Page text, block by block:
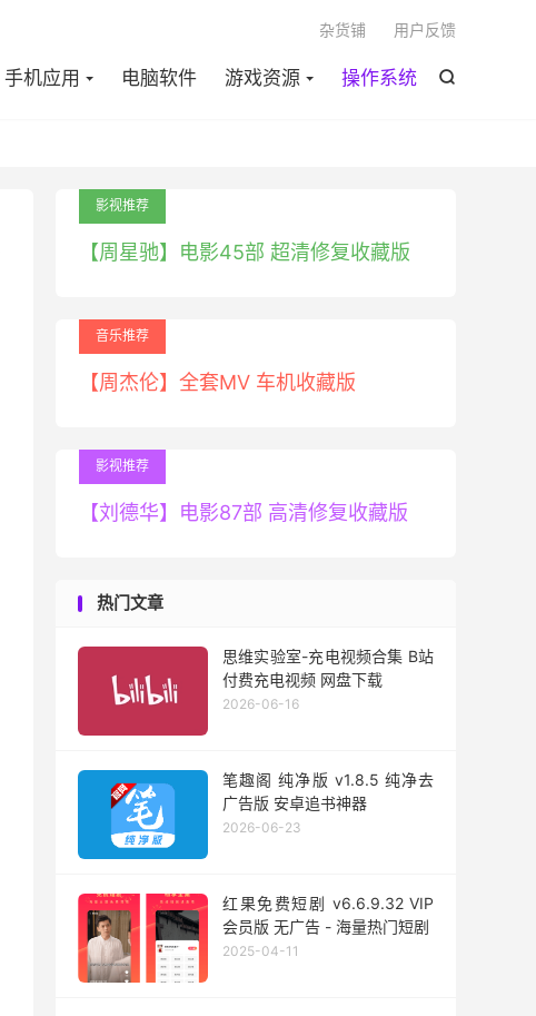

手机应用 电脑软件 游戏资源 操作系统
杂货铺 用户反馈
影视推荐
【周星驰】电影45部 超清修复收藏版
音乐推荐
【周杰伦】全套MV 车机收藏版
影视推荐
【刘德华】电影87部 高清修复收藏版
热门文章
思维实验室-充电视频合集 B站
付费充电视频 网盘下载
2026-06-16
笔趣阁 纯净版 v1.8.5 纯净去
广告版 安卓追书神器
2026-06-23
红果免费短剧 v6.6.9.32 VIP
会员版 无广告 - 海量热门短剧
2025-04-11